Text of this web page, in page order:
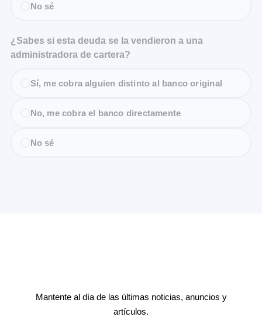
No sé
¿Sabes si esta deuda se la vendieron a una
administradora de cartera?
Sí, me cobra alguien distinto al banco original
No, me cobra el banco directamente
No sé
Mantente al día de las últimas noticias, anuncios y
artículos.